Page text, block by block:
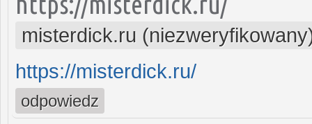
misterdick.ru
https://misterdick.ru/
odpowiedz